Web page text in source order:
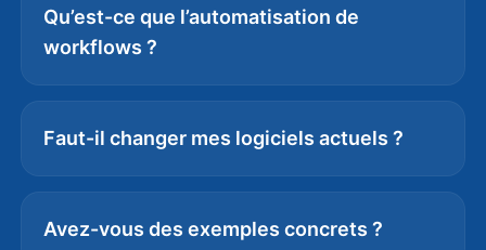
Qu’est-ce que l’automatisation de
workflows ?
Faut-il changer mes logiciels actuels ?
Avez-vous des exemples concrets ?